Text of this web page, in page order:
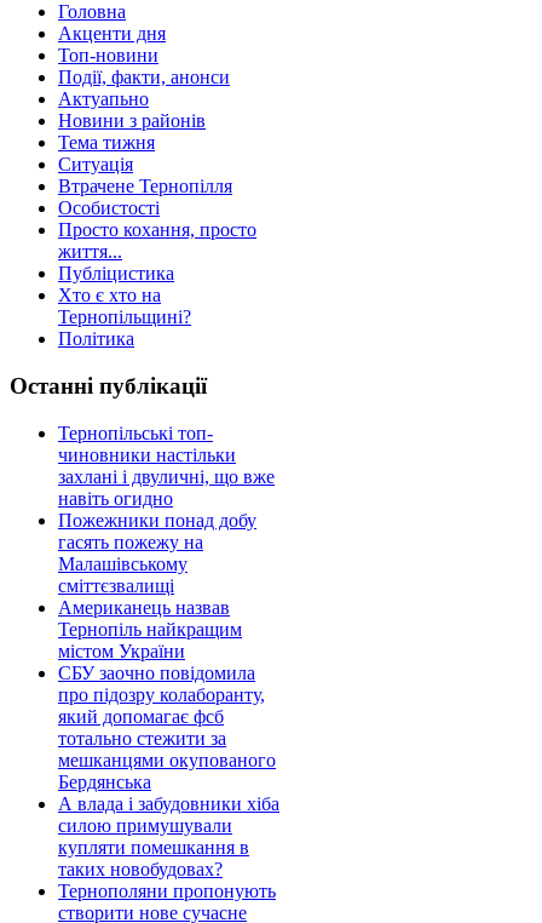
Головна
Акценти дня
Топ-новини
Події, факти, анонси
Актуапьно
Новини з районів
Тема тижня
Ситуація
Втрачене Тернопілля
Особистості
Просто кохання, просто
життя...
Публіцистика
Хто є хто на
Тернопільщині?
Політика
Останні публікації
Тернопільські топ-
чиновники настільки
захлані і двуличні, що вже
навіть огидно
Пожежники понад добу
гасять пожежу на
Малашівському
сміттєзвалищі
Американець назвав
Тернопіль найкращим
містом України
СБУ заочно повідомила
про підозру колаборанту,
який допомагає фсб
тотально стежити за
мешканцями окупованого
Бердянська
А влада і забудовники хіба
силою примушували
купляти помешкання в
таких новобудовах?
Тернополяни пропонують
створити нове сучасне